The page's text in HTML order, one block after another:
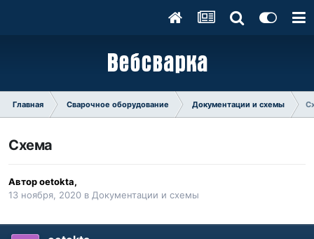
Главная Сварочное оборудование Документации и схемы
Схема
Авторoetokta,
13 ноября, 2020 в Документации и схемы